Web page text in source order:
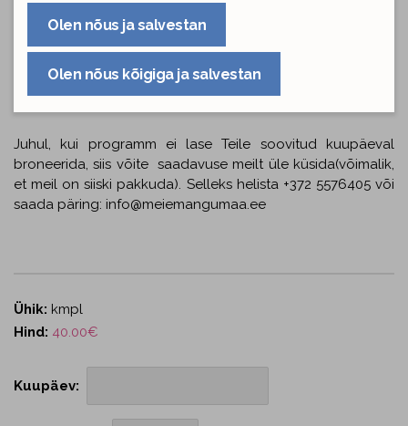
järeletulemine peopaika). Kui soovite edasi-tagasi
transporti, siis on hinnaks 3€/km. Rendipunkt asub
aadressil Meistri 22 (Haabersti linnaosa). Transpordi
teenusele väljastame soovi korral eraldi arve.
Juhul, kui programm ei lase Teile soovitud kuupäeval
broneerida, siis võite saadavuse meilt üle küsida(võimalik,
et meil on siiski pakkuda). Selleks helista +372 5576405 või
saada päring: info@meiemangumaa.ee
Ühik: kmpl
Hind: 40.00€
Kuupäev:
Olen nõus ja salvestan
Olen nõus kõigiga ja salvestan